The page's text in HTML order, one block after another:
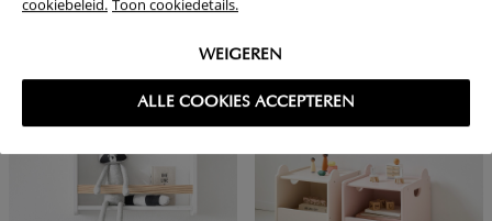
cookiebeleid. Toon cookiedetails.
WEIGEREN
ALLE COOKIES ACCEPTEREN
69,95
S’inscrire à l’alerte